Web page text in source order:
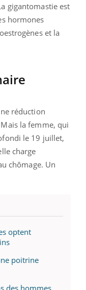
gigantomastie est
hormones
et la
réduction
la femme, qui
le 19 juillet,
charge
chômage. Un
optent
poitrine
des hommes